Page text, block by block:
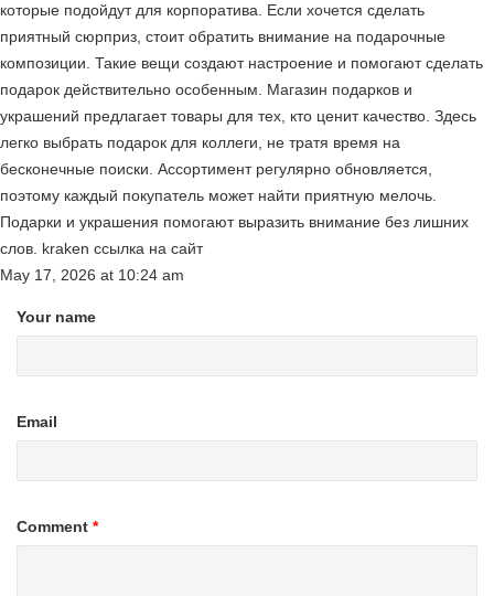
которые подойдут для корпоратива. Если хочется сделать
приятный сюрприз, стоит обратить внимание на подарочные
композиции. Такие вещи создают настроение и помогают сделать
подарок действительно особенным. Магазин подарков и
украшений предлагает товары для тех, кто ценит качество. Здесь
легко выбрать подарок для коллеги, не тратя время на
бесконечные поиски. Ассортимент регулярно обновляется,
поэтому каждый покупатель может найти приятную мелочь.
Подарки и украшения помогают выразить внимание без лишних
слов. kraken ссылка на сайт
May 17, 2026 at 10:24 am
Your name
Email
Comment *